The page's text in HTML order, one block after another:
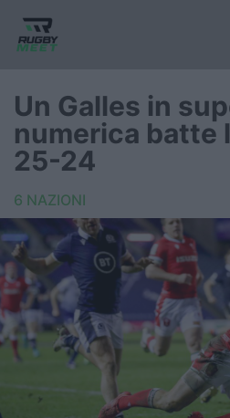
Nazionale
Nazionali giovanili
Rugby Sevens
FIR
Internazionale
6 Nazioni
United Rugby
Un Galles in
numerica batte
25-24
6 NAZIONI